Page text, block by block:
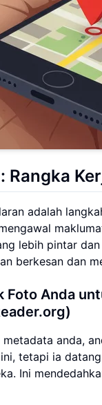
Rangka
adalah
lebih pintar
berkesan dan
Foto Anda
anda,
tetapi ia
Ini